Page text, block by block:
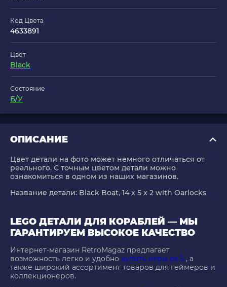
Код Цвета
4633891
Цвет
Black
Состояние
Б/У
ОПИСАНИЕ
Цвет детали на фото может немного отличаться от
реального. С точным цветом детали можно
ознакомиться в одном из наших магазинов.
Название детали: Black Boat, 14 x 5 x 2 with Oarlocks
LEGO ДЕТАЛИ ДЛЯ КОРАБЛЕЙ — МЫ
ГАРАНТИРУЕМ ВЫСОКОЕ КАЧЕСТВО
Интернет-магазин RetroMagaz предлагает
возможность легко и удобно купить игры ps 5 , а
также широкий ассортимент товаров для геймеров и
коллекционеров.